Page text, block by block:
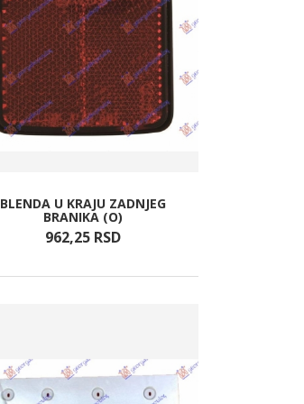
BLENDA U KRAJU ZADNJEG
BRANIKA (O)
962,25 RSD